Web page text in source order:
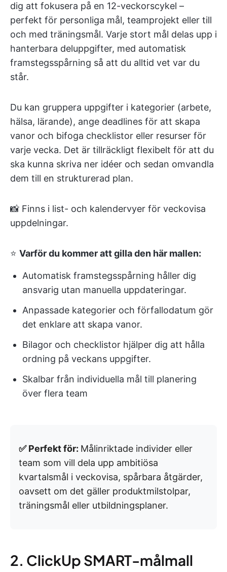
dig att fokusera på en 12-veckorscykel –
perfekt för personliga mål, teamprojekt eller till
och med träningsmål. Varje stort mål delas upp i
hanterbara deluppgifter, med automatisk
framstegsspårning så att du alltid vet var du
står.
Du kan gruppera uppgifter i kategorier (arbete,
hälsa, lärande), ange deadlines för att skapa
vanor och bifoga checklistor eller resurser för
varje vecka. Det är tillräckligt flexibelt för att du
ska kunna skriva ner idéer och sedan omvandla
dem till en strukturerad plan.
📸 Finns i list- och kalendervyer för veckovisa
uppdelningar.
⭐ Varför du kommer att gilla den här mallen:
Automatisk framstegsspårning håller dig
ansvarig utan manuella uppdateringar.
Anpassade kategorier och förfallodatum gör
det enklare att skapa vanor.
Bilagor och checklistor hjälper dig att hålla
ordning på veckans uppgifter.
Skalbar från individuella mål till planering
över flera team
✅ Perfekt för: Målinriktade individer eller
team som vill dela upp ambitiösa
kvartalsmål i veckovisa, spårbara åtgärder,
oavsett om det gäller produktmilstolpar,
träningsmål eller utbildningsplaner.
2. ClickUp SMART-målmall